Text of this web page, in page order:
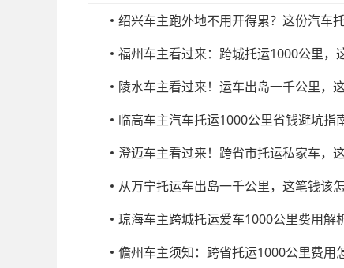
绍兴车主跑外地不用开得累？这份汽车
福州车主看过来：跨城托运1000公里，
陵水车主看过来！运车出岛一千公里，
临高车主汽车托运1000公里省钱避坑指
澄迈车主看过来！跨省市托运私家车，
从万宁托运车出岛一千公里，这笔钱该
琼海车主跨城托运爱车1000公里费用解
儋州车主须知：跨省托运1000公里费用